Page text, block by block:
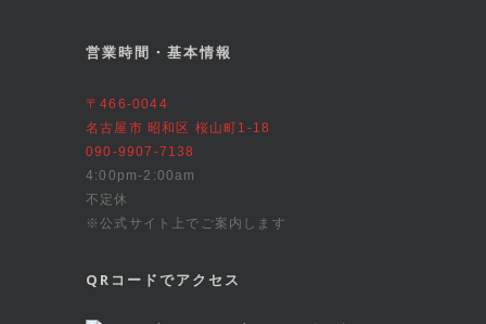
営業時間・基本情報
〒466-0044
名古屋市 昭和区 桜山町1-18
090-9907-7138
4:00pm-2:00am
不定休
※公式サイト上でご案内します
QRコードでアクセス